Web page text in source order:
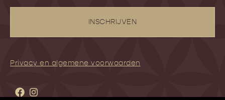
INSCHRIJVEN
Privacy en algemene voorwaarden